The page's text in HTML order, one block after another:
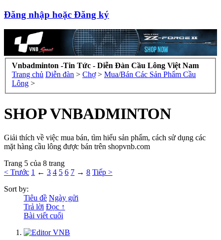
Đăng nhập hoặc Đăng ký
Vnbadminton -Tin Tức - Diễn Đàn Cầu Lông Việt Nam
Trang chủ Diễn đàn > Chợ > Mua/Bán Các Sản Phẩm Cầu
Lông >
SHOP VNBADMINTON
Giải thích về việc mua bán, tìm hiểu sản phẩm, cách sử dụng các
mặt hàng cầu lông được bán trên shopvnb.com
Trang 5 của 8 trang
< Trước 1 ← 3 4 5 6 7 → 8 Tiếp >
Sort by:
Tiêu đề Ngày gửi
Trả lời Đọc ↑
Bài viết cuối